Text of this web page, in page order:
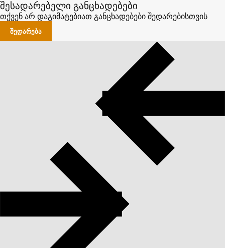
შესადარებელი განცხადებები
თქვენ არ დაგიმატებიათ განცხადებები შედარებისთვის
ᲨᲔᲓᲐᲠᲔᲑᲐ